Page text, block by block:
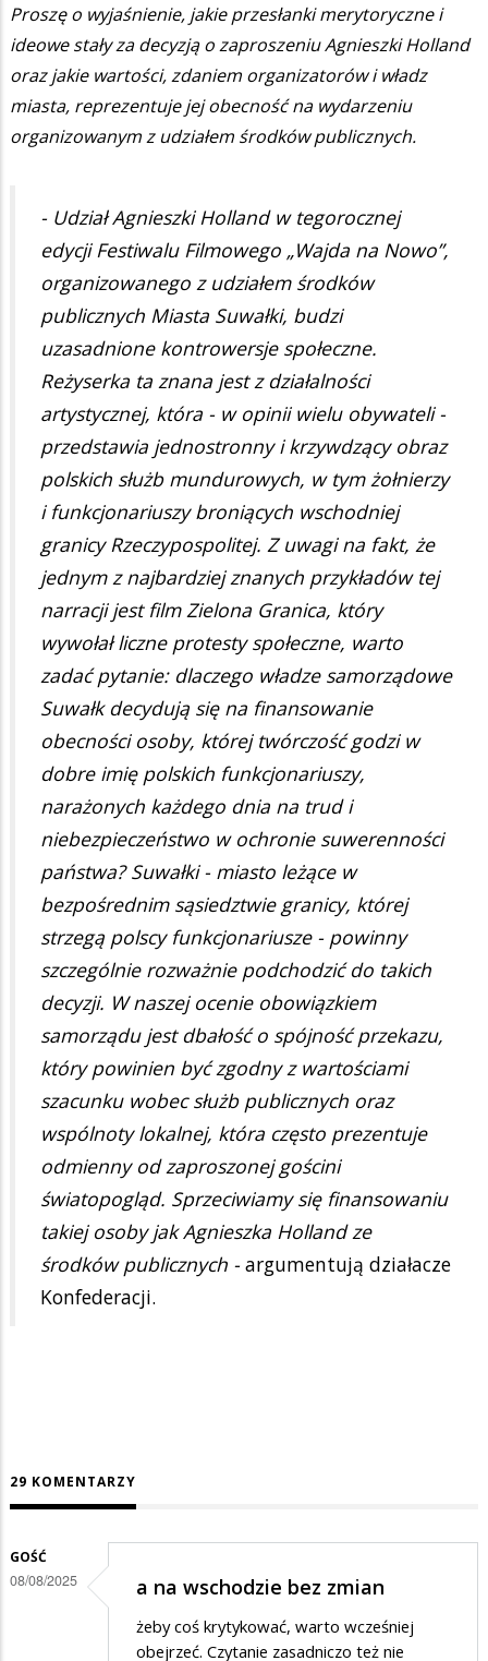
Proszę o wyjaśnienie, jakie przesłanki merytoryczne i
ideowe stały za decyzją o zaproszeniu Agnieszki Holland
oraz jakie wartości, zdaniem organizatorów i władz
miasta, reprezentuje jej obecność na wydarzeniu
organizowanym z udziałem środków publicznych.
- Udział Agnieszki Holland w tegorocznej
edycji Festiwalu Filmowego „Wajda na Nowo”,
organizowanego z udziałem środków
publicznych Miasta Suwałki, budzi
uzasadnione kontrowersje społeczne.
Reżyserka ta znana jest z działalności
artystycznej, która - w opinii wielu obywateli -
przedstawia jednostronny i krzywdzący obraz
polskich służb mundurowych, w tym żołnierzy
i funkcjonariuszy broniących wschodniej
granicy Rzeczypospolitej. Z uwagi na fakt, że
jednym z najbardziej znanych przykładów tej
narracji jest film Zielona Granica, który
wywołał liczne protesty społeczne, warto
zadać pytanie: dlaczego władze samorządowe
Suwałk decydują się na finansowanie
obecności osoby, której twórczość godzi w
dobre imię polskich funkcjonariuszy,
narażonych każdego dnia na trud i
niebezpieczeństwo w ochronie suwerenności
państwa? Suwałki - miasto leżące w
bezpośrednim sąsiedztwie granicy, której
strzegą polscy funkcjonariusze - powinny
szczególnie rozważnie podchodzić do takich
decyzji. W naszej ocenie obowiązkiem
samorządu jest dbałość o spójność przekazu,
który powinien być zgodny z wartościami
szacunku wobec służb publicznych oraz
wspólnoty lokalnej, która często prezentuje
odmienny od zaproszonej gościni
światopogląd. Sprzeciwiamy się finansowaniu
takiej osoby jak Agnieszka Holland ze
środków publicznych - argumentują działacze
Konfederacji.
29 KOMENTARZY
GOŚĆ
08/08/2025 a na wschodzie bez zmian
żeby coś krytykować, warto wcześniej
obejrzeć. Czytanie zasadniczo też nie